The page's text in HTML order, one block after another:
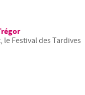
Festival des Tardives